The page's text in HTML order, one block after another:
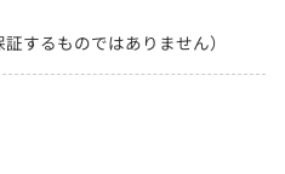
するものではありません）